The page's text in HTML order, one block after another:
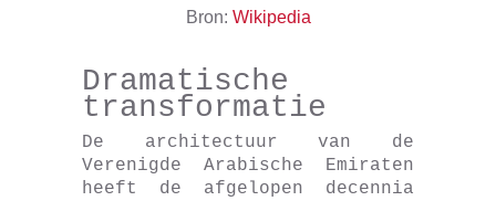
Bron: Wikipedia
Dramatische
transformatie
De architectuur van de
Verenigde Arabische Emiraten
heeft de afgelopen decennia